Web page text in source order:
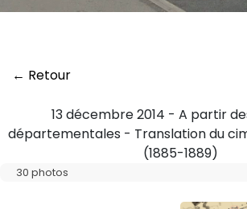
← Retour
13 décembre 2014 - A partir
départementales - Translation du
(1885-1889)
30 photos